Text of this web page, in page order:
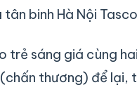
binh Hà Nội
trẻ sáng giá cùng
thương) để